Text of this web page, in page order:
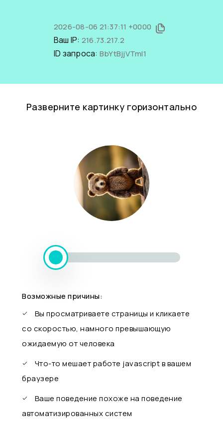
2026-08-06 21:37:11 +0000
Ваш IP: 216.73.217.2
ID запроса: BbYtBjjVTmI1
Разверните картинку горизонтально
Возможные причины:
Вы просматриваете страницы и кликаете
со скоростью, намного превышающую
ожидаемую от человека
Что-то мешает работе javascript в вашем
браузере
Ваше поведение похоже на поведение
автоматизированных систем